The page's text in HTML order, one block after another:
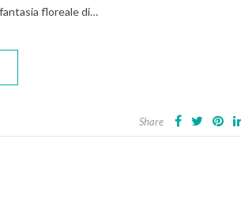
floreale di…
Share